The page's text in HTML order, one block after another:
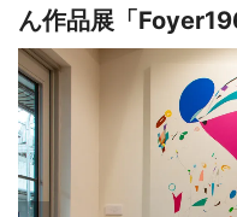
ん作品展「